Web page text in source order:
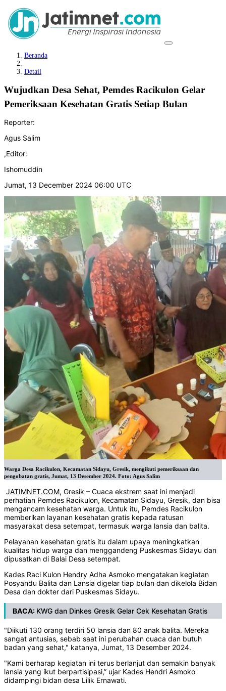
Beranda
Detail
Wujudkan Desa Sehat, Pemdes Racikulon Gelar
Pemeriksaan Kesehatan Gratis Setiap Bulan
Reporter:
Agus Salim
,Editor:
Ishomuddin
Jumat, 13 December 2024 06:00 UTC
Warga Desa Racikulon, Kecamatan Sidayu, Gresik, mengikuti pemeriksaan dan
pengobatan gratis, Jumat, 13 Desember 2024. Foto: Agus Salim
JATIMNET.COM, Gresik – Cuaca ekstrem saat ini menjadi
perhatian Pemdes Racikulon, Kecamatan Sidayu, Gresik, dan bisa
mengancam kesehatan warga. Untuk itu, Pemdes Racikulon
memberikan layanan kesehatan gratis kepada ratusan
masyarakat desa setempat, termasuk warga lansia dan balita.
Pelayanan kesehatan gratis itu dalam upaya meningkatkan
kualitas hidup warga dan menggandeng Puskesmas Sidayu dan
dipusatkan di Balai Desa setempat.
Kades Raci Kulon Hendry Adha Asmoko mengatakan kegiatan
Posyandu Balita dan Lansia digelar tiap bulan dan dikelola Bidan
Desa dan dokter dari Puskesmas Sidayu.
BACA: KWG dan Dinkes Gresik Gelar Cek Kesehatan Gratis
"Diikuti 130 orang terdiri 50 lansia dan 80 anak balita. Mereka
sangat antusias, sebab saat ini perubahan cuaca dan butuh
badan yang sehat," katanya, Jumat, 13 Desember 2024.
"Kami berharap kegiatan ini terus berlanjut dan semakin banyak
lansia yang ikut berpartisipasi,” ujar Kades Hendri Asmoko
didampingi bidan desa Lilik Ernawati.